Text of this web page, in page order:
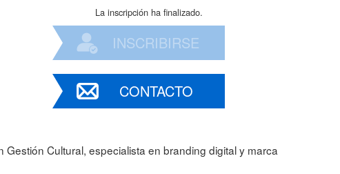
La inscripción ha finalizado.
INSCRIBIRSE
CONTACTO
Cultural, especialista en branding digital y marca